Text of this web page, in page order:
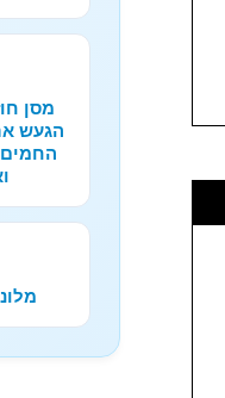
מסן
הגעש
החמים